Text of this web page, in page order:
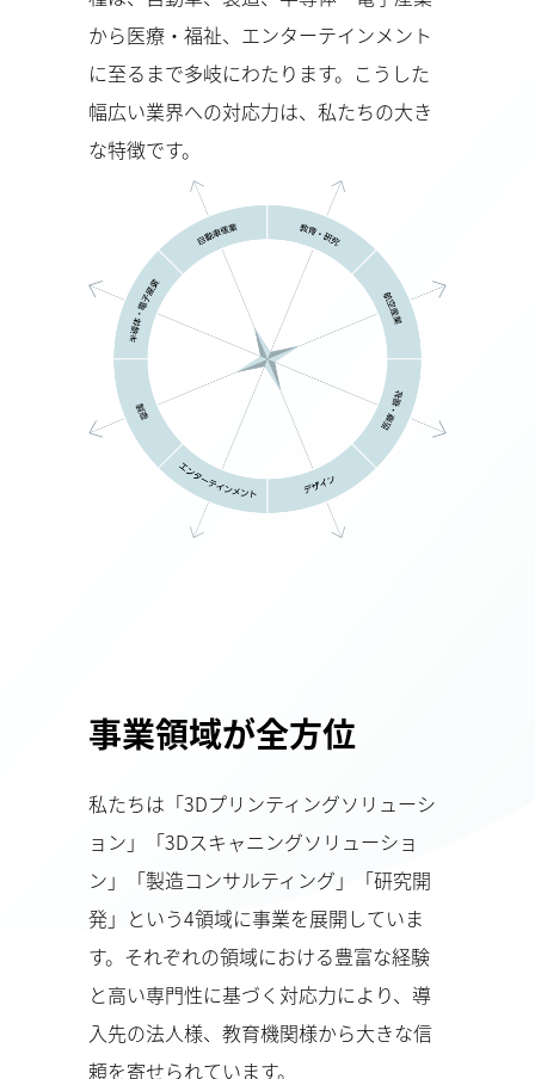
から医療・福祉、エンターテインメント
に至るまで多岐にわたります。こうした
幅広い業界への対応力は、私たちの大き
な特徴です。
事業領域が全方位
私たちは「3Dプリンティングソリューシ
ョン」「3Dスキャニングソリューショ
ン」「製造コンサルティング」「研究開
発」という4領域に事業を展開していま
す。それぞれの領域における豊富な経験
と高い専門性に基づく対応力により、導
入先の法人様、教育機関様から大きな信
頼を寄せられています。